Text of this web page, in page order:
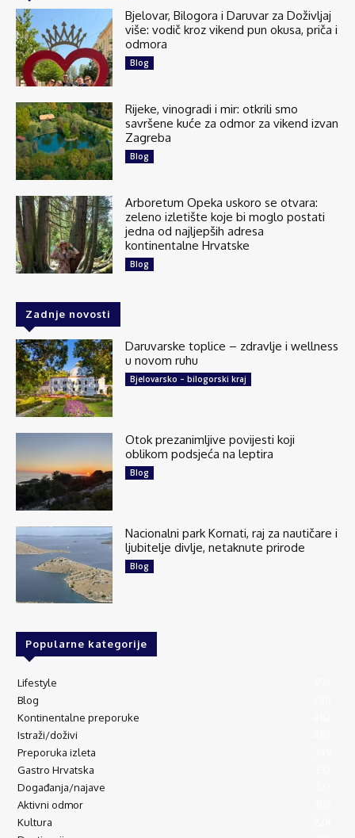
Bjelovar, Bilogora i Daruvar za Doživljaj
više: vodič kroz vikend pun okusa, priča i
odmora
Blog
Rijeke, vinogradi i mir: otkrili smo
savršene kuće za odmor za vikend izvan
Zagreba
Blog
Arboretum Opeka uskoro se otvara:
zeleno izletište koje bi moglo postati
jedna od najljepših adresa
kontinentalne Hrvatske
Blog
Zadnje novosti
Daruvarske toplice – zdravlje i wellness
u novom ruhu
Bjelovarsko – bilogorski kraj
Otok prezanimljive povijesti koji
oblikom podsjeća na leptira
Blog
Nacionalni park Kornati, raj za nautičare i
ljubitelje divlje, netaknute prirode
Blog
Popularne kategorije
Lifestyle
Blog
Kontinentalne preporuke
Istraži/doživi
Preporuka izleta
Gastro Hrvatska
Događanja/najave
Aktivni odmor
Kultura